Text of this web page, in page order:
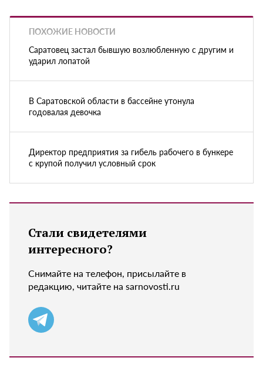
ПОХОЖИЕ НОВОСТИ
Саратовец застал бывшую возлюбленную с другим и
ударил лопатой
В Саратовской области в бассейне утонула
годовалая девочка
Директор предприятия за гибель рабочего в бункере
с крупой получил условный срок
Стали свидетелями
интересного?
Снимайте на телефон, присылайте в
редакцию, читайте на sarnovosti.ru